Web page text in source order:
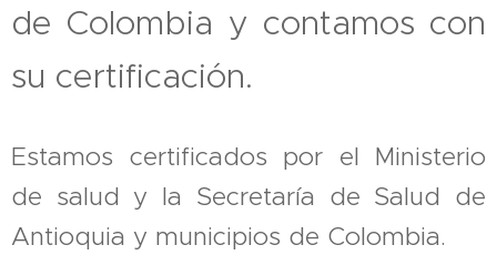
de Colombia y contamos con
su certificación.
Estamos certificados por el Ministerio
de salud y la Secretaría de Salud de
Antioquia y municipios de Colombia.